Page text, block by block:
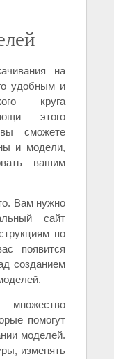
на
удобным и
круга
этого
вы сможете
и модели,
вашим
Вам нужно
сайт
по
появится
созданием
помогут
моделей.
изменять